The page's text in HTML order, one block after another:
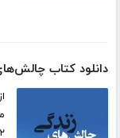
دانلود کتاب